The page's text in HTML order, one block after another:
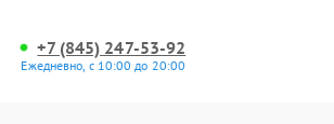
+7 (845) 247-53-92
Ежедневно, с 10:00 до 20:00